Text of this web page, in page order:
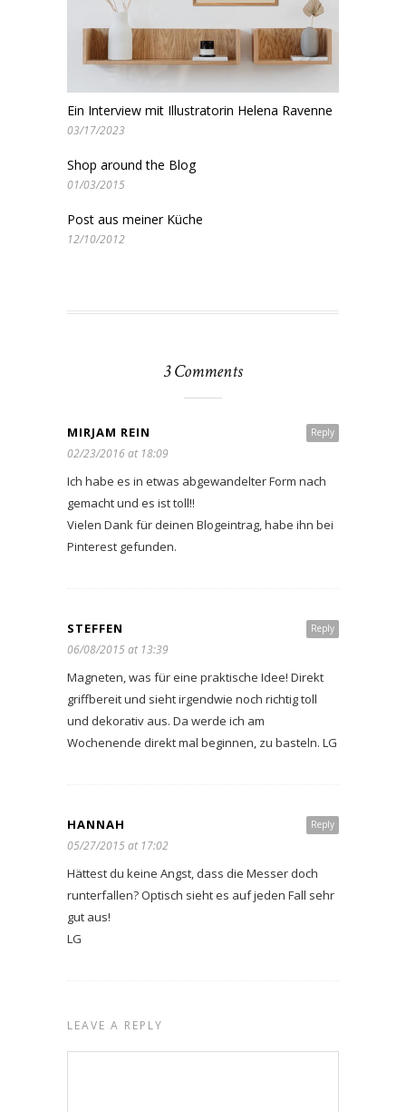
Ein Interview mit Illustratorin Helena Ravenne
03/17/2023
Shop around the Blog
01/03/2015
Post aus meiner Küche
12/10/2012
3 Comments
Reply
MIRJAM REIN
02/23/2016 at 18:09
Ich habe es in etwas abgewandelter Form nach
gemacht und es ist toll!!
Vielen Dank für deinen Blogeintrag, habe ihn bei
Pinterest gefunden.
Reply
STEFFEN
06/08/2015 at 13:39
Magneten, was für eine praktische Idee! Direkt
griffbereit und sieht irgendwie noch richtig toll
und dekorativ aus. Da werde ich am
Wochenende direkt mal beginnen, zu basteln. LG
Reply
HANNAH
05/27/2015 at 17:02
Hättest du keine Angst, dass die Messer doch
runterfallen? Optisch sieht es auf jeden Fall sehr
gut aus!
LG
LEAVE A REPLY